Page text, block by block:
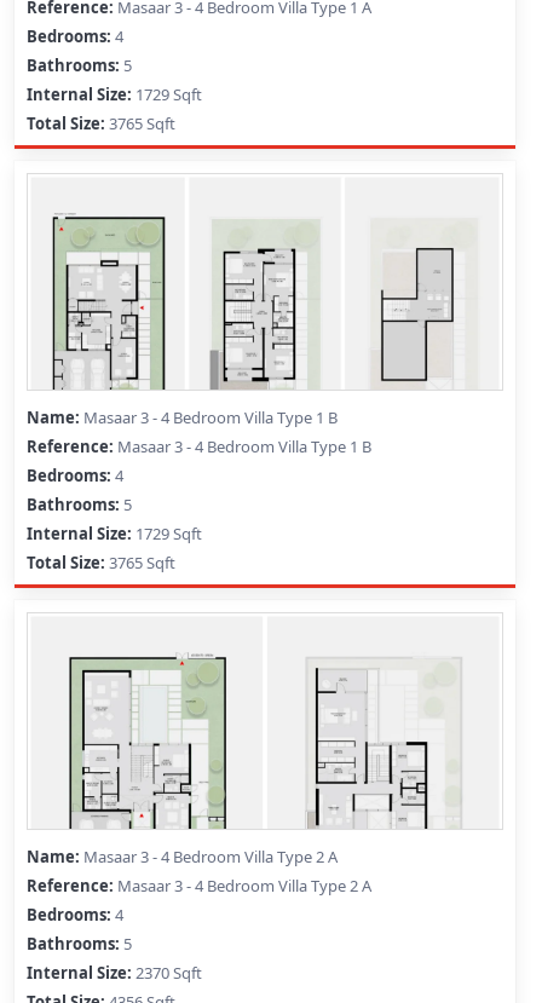
Masaar 3 - 4 Bedroom Villa Type 1 A
4
5
1729 Sqft
3765 Sqft
Masaar 3 - 4 Bedroom Villa Type 1 B
Masaar 3 - 4 Bedroom Villa Type 1 B
4
5
1729 Sqft
3765 Sqft
Masaar 3 - 4 Bedroom Villa Type 2 A
Masaar 3 - 4 Bedroom Villa Type 2 A
4
5
2370 Sqft